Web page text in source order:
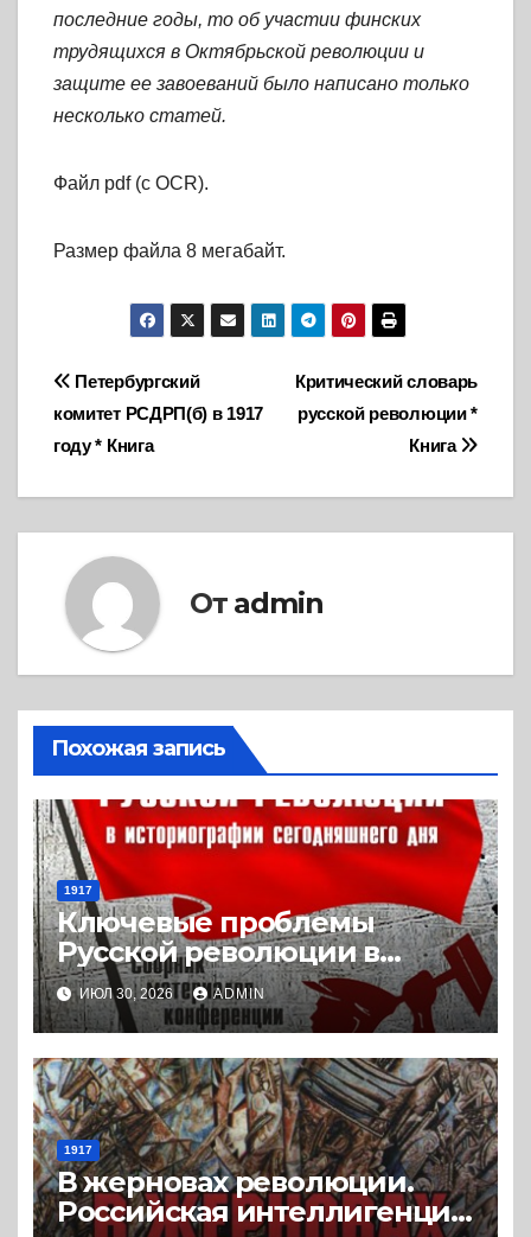
последние годы, то об участии финских
трудящихся в Октябрьской революции и
защите ее завоеваний было написано только
несколько статей.
Файл pdf (с OCR).
Размер файла 8 мегабайт.
Навигация
по
записям
Критический словарь
русской революции *
Книга
Петербургский
комитет РСДРП(б) в 1917
году * Книга
От admin
Похожая запись
1917
Ключевые проблемы
Русской революции в
историографии
сегодняшнего дня (2024) *
Книга
ИЮЛ 30, 2026 ADMIN
1917
В жерновах революции.
Российская интеллигенция